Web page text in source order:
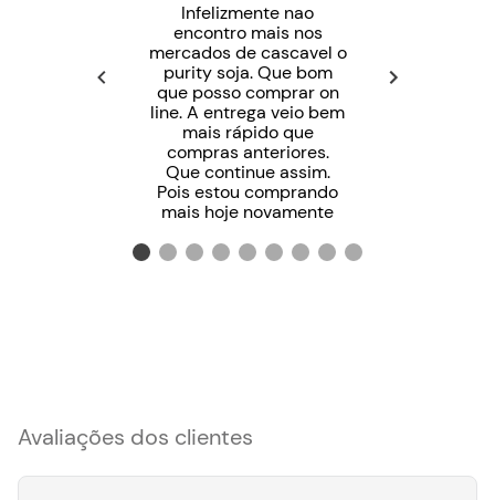
Infelizmente nao
encontro mais nos
mercados de cascavel o
purity soja. Que bom
que posso comprar on
line. A entrega veio bem
mais rápido que
compras anteriores.
Que continue assim.
Pois estou comprando
mais hoje novamente
Avaliações dos clientes